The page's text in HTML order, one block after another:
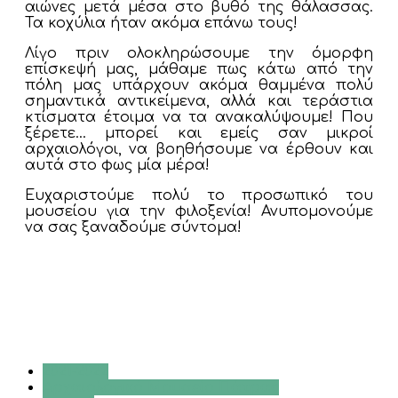
αιώνες μετά μέσα στο βυθό της θάλασσας.
Τα κοχύλια ήταν ακόμα επάνω τους!
Λίγο πριν ολοκληρώσουμε την όμορφη
επίσκεψή μας, μάθαμε πως κάτω από την
πόλη μας υπάρχουν ακόμα θαμμένα πολύ
σημαντικά αντικείμενα, αλλά και τεράστια
κτίσματα έτοιμα να τα ανακαλύψουμε! Που
ξέρετε… μπορεί και εμείς σαν μικροί
αρχαιολόγοι, να βοηθήσουμε να έρθουν και
αυτά στο φως μία μέρα!
Ευχαριστούμε πολύ το προσωπικό του
μουσείου για την φιλοξενία! Ανυπομονούμε
να σας ξαναδούμε σύντομα!